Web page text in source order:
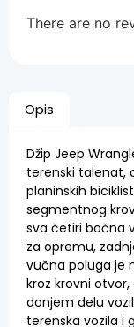
Opis
Džip Jeep
terenski talenat,
planinskih
segmentnog
sva četiri bočna
za opremu,
vučna poluga je
kroz krovni
donjem delu
terenska vozila i
There are no